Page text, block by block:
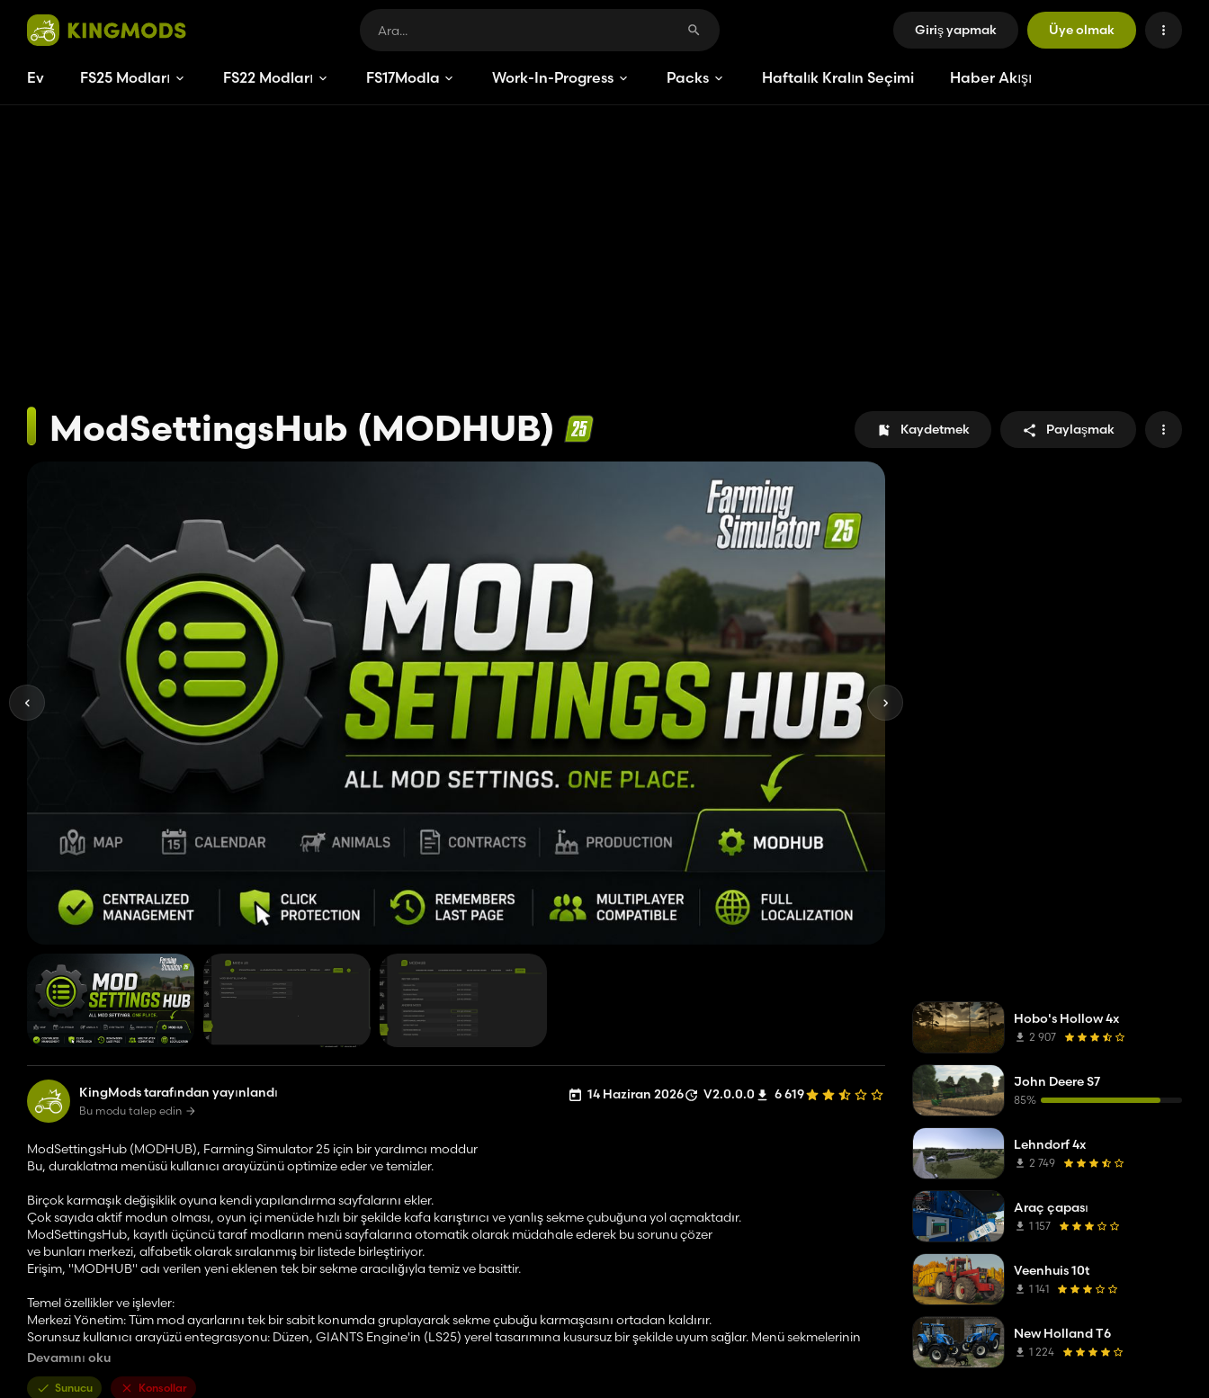
Giriş yapmak Üye olmak
Ev FS25 Modları FS22 Modları FS17Modlar Work-In-Progress Packs Haftalık Kralın Seçimi Haber Akışı
ModSettingsHub (MODHUB) Kaydetmek Paylaşmak
KingMods tarafından yayınlandı
Bu modu talep edin
14 Haziran 2026 V2.0.0.0 6 619
ModSettingsHub (MODHUB), Farming Simulator 25 için bir yardımcı moddur
Bu, duraklatma menüsü kullanıcı arayüzünü optimize eder ve temizler.
Birçok karmaşık değişiklik oyuna kendi yapılandırma sayfalarını ekler.
Çok sayıda aktif modun olması, oyun içi menüde hızlı bir şekilde kafa karıştırıcı ve yanlış sekme çubuğuna yol açmaktadır.
ModSettingsHub, kayıtlı üçüncü taraf modların menü sayfalarına otomatik olarak müdahale ederek bu sorunu çözer
ve bunları merkezi, alfabetik olarak sıralanmış bir listede birleştiriyor.
Erişim, "MODHUB" adı verilen yeni eklenen tek bir sekme aracılığıyla temiz ve basittir.
Temel özellikler ve işlevler:
Merkezi Yönetim: Tüm mod ayarlarını tek bir sabit konumda gruplayarak sekme çubuğu karmaşasını ortadan kaldırır.
Sorunsuz kullanıcı arayüzü entegrasyonu: Düzen, GIANTS Engine'in (LS25) yerel tasarımına kusursuz bir şekilde uyum sağlar. Menü sekmelerinin
aralığı, üst üste binen gezinme öğeleri gibi görüntüleme hatalarını önlemek için dinamik olarak ayarlanır.
olarak hatırlar. Yeniden açıldığında, tam olarak bu sayfa herhangi bir titreme olmadan geri yüklenir.
Devamını oku
Sunucu Konsollar
Hobo's Hollow 4x
2 907
John Deere S7
85%
Lehndorf 4x
2 749
Araç çapası
1 157
Veenhuis 10t
1 141
New Holland T6
1 224